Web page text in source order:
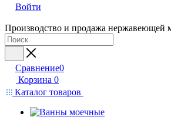
Войти
Производство и продажа нержавеющей
Сравнение0
Корзина 0
Каталог товаров